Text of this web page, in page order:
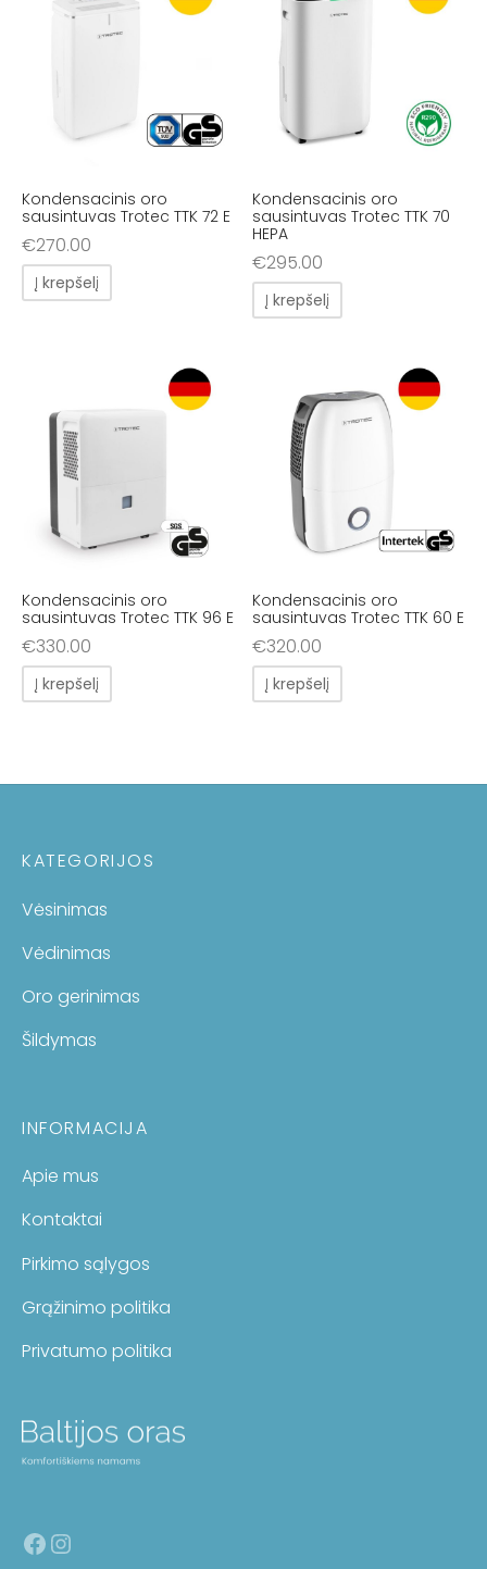
Kondensacinis oro
sausintuvas Trotec TTK 72 E
€270.00
Į krepšelį
Kondensacinis oro
sausintuvas Trotec TTK 70
HEPA
€295.00
Į krepšelį
Kondensacinis oro
sausintuvas Trotec TTK 96 E
€330.00
Į krepšelį
Kondensacinis oro
sausintuvas Trotec TTK 60 E
€320.00
Į krepšelį
KATEGORIJOS
Vėsinimas
Vėdinimas
Oro gerinimas
Šildymas
INFORMACIJA
Apie mus
Kontaktai
Pirkimo sąlygos
Grąžinimo politika
Privatumo politika
Facebook